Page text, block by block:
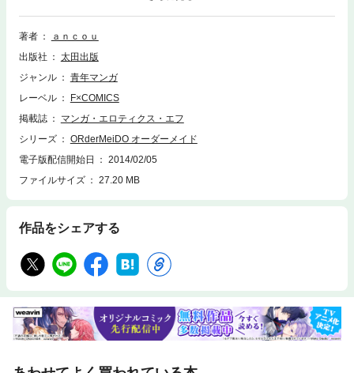
ょっとときめく。ancouが贈る、素敵な仕立て屋物語。 ◆陽気なジョニ
ー、クールなマキ、おしゃれなフジタ、頑固なイサオ、腹黒(?)なマツダさ
ん。 目覚めたリー君を待っていたのは、個性豊かな仕立て屋の面々。そこ
る人々の人生の豊かさに触れていきます。そして彼は問うのです。「僕の
人生に、やりたいことなどあっただろうか」と——。
著者
ａｎｃｏｕ
出版社
太田出版
ジャンル
青年マンガ
レーベル
F×COMICS
掲載誌
マンガ・エロティクス・エフ
シリーズ
ORderMeiDO オーダーメイド
電子版配信開始日
2014/02/05
ファイルサイズ
27.20 MB
作品をシェアする